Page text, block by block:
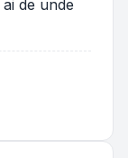
de unde